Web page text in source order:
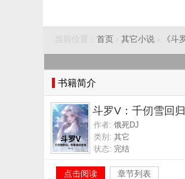
当前位置： 首页 › 其它小说 › 《斗
书籍简介
斗罗V：千仞雪回
作者: 饿死DJ
类别: 其它
状态: 完结
点击阅读 章节列表